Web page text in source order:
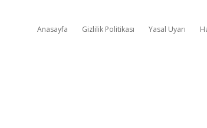
Anasayfa Gizlilik Politikası Yasal Uyarı